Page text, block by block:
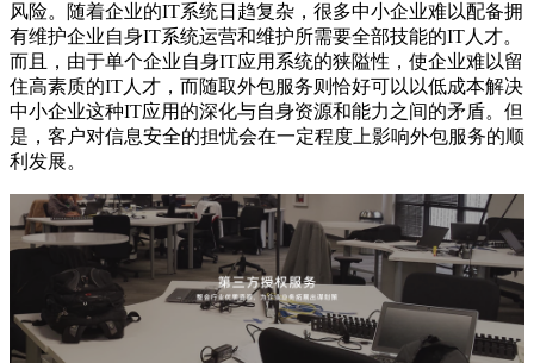
风险。随着企业的IT系统日趋复杂，很多中小企业难以配备拥
有维护企业自身IT系统运营和维护所需要全部技能的IT人才。
而且，由于单个企业自身IT应用系统的狭隘性，使企业难以留
住高素质的IT人才，而随取外包服务则恰好可以以低成本解决
中小企业这种IT应用的深化与自身资源和能力之间的矛盾。但
是，客户对信息安全的担忧会在一定程度上影响外包服务的顺
利发展。